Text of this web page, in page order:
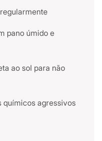
pano úmido e
ao sol para não
químicos agressivos